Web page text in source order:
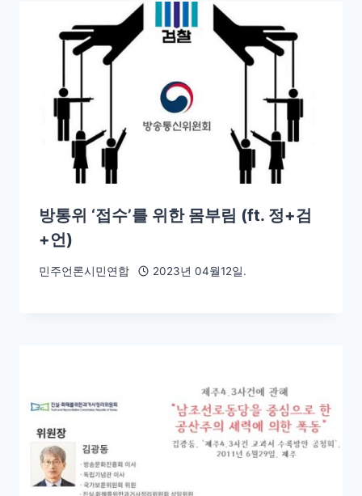
방통위 ‘접수’를 위한 몸부림 (ft. 정+검
+언)
민주언론시민연합 2023년 04월12일.